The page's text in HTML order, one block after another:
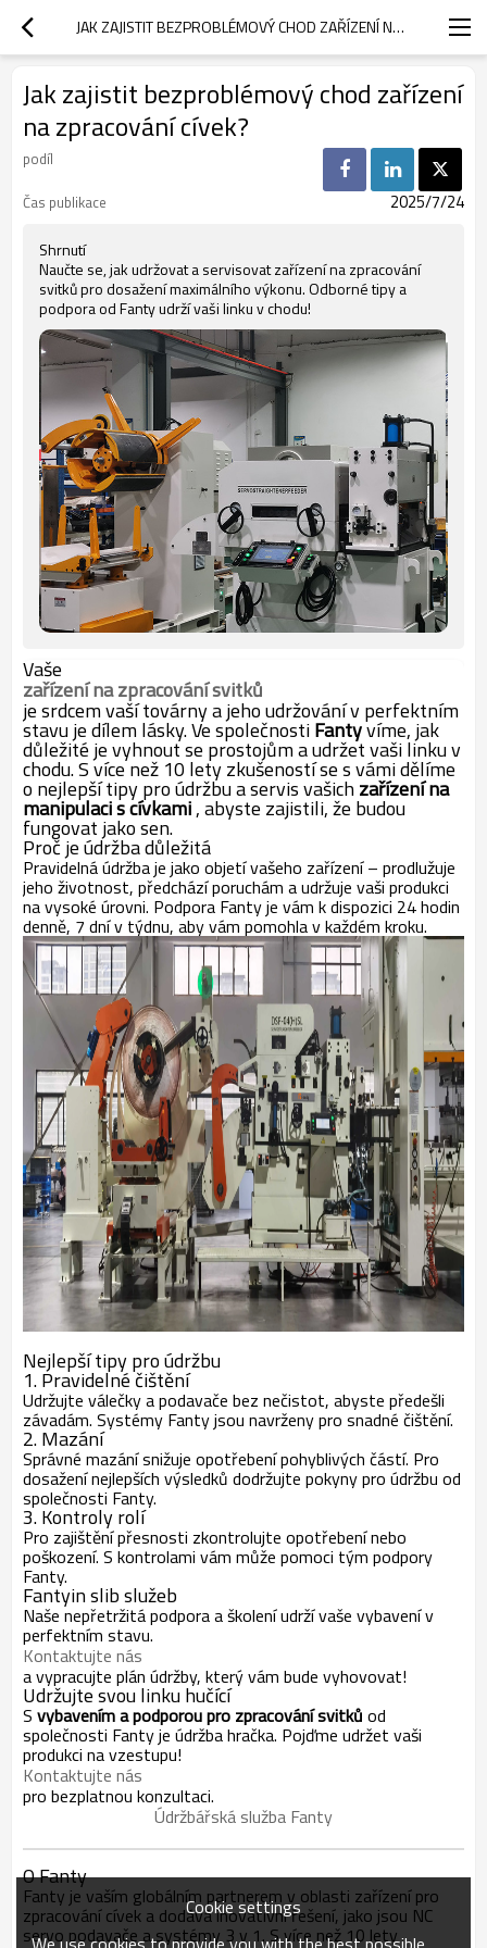
JAK ZAJISTIT BEZPROBLÉMOVÝ CHOD ZAŘÍZENÍ NA ZPRACOVÁNÍ CÍVEK?
Jak zajistit bezproblémový chod zařízení
na zpracování cívek?
podíl
Čas publikace
2025/7/24
Shrnutí
Naučte se, jak udržovat a servisovat zařízení na zpracování
svitků pro dosažení maximálního výkonu. Odborné tipy a
podpora od Fanty udrží vaši linku v chodu!
Vaše
zařízení na zpracování svitků
je srdcem vaší továrny a jeho udržování v perfektním
stavu je dílem lásky. Ve společnostiFantyvíme, jak
důležité je vyhnout se prostojům a udržet vaši linku v
chodu. S více než 10 lety zkušeností se s vámi dělíme
o nejlepší tipy pro údržbu a servis vašichzařízení na
manipulaci s cívkami, abyste zajistili, že budou
fungovat jako sen.
Proč je údržba důležitá
Pravidelná údržba je jako objetí vašeho zařízení – prodlužuje
jeho životnost, předchází poruchám a udržuje vaši produkci
na vysoké úrovni. Podpora Fanty je vám k dispozici 24 hodin
denně, 7 dní v týdnu, aby vám pomohla v každém kroku.
Nejlepší tipy pro údržbu
1. Pravidelné čištění
Udržujte válečky a podavače bez nečistot, abyste předešli
závadám. Systémy Fanty jsou navrženy pro snadné čištění.
2. Mazání
Správné mazání snižuje opotřebení pohyblivých částí. Pro
dosažení nejlepších výsledků dodržujte pokyny pro údržbu od
společnosti Fanty.
3. Kontroly rolí
Pro zajištění přesnosti zkontrolujte opotřebení nebo
poškození. S kontrolami vám může pomoci tým podpory
Fanty.
Fantyin slib služeb
Naše nepřetržitá podpora a školení udrží vaše vybavení v
perfektním stavu.
Kontaktujte nás
a vypracujte plán údržby, který vám bude vyhovovat!
Udržujte svou linku hučící
S vybavením a podporou pro zpracování svitků od
společnosti Fanty je údržba hračka. Pojďme udržet vaši
produkci na vzestupu!
Kontaktujte nás
pro bezplatnou konzultaci.
Údržbářská služba Fanty
O Fanty
Fanty je vaším globálním partnerem v oblasti zařízení pro
zpracování cívek a dodává inovativní řešení, jako jsou NC
servo podavače a systémy 3 v 1. S více než 10 lety
Cookie settings